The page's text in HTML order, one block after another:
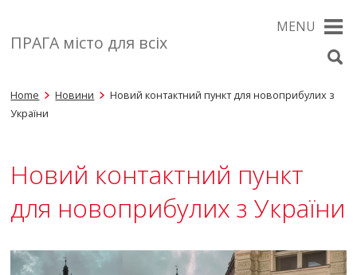
ПРАГА місто для всіх
MENU
Home Новини
Новий контактний пункт для новоприбулих з
України
Новий контактний пункт
для новоприбулих з України